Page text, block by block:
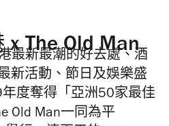
x The Old Man
最新最潮的好去處、酒
新活動、節日及娛樂盛
年度奪得「亞洲50家最佳
Old Man一同為平